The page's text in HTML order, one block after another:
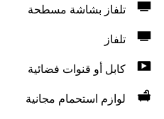
تلفاز بشاشة مسطحة
تلفاز
كابل أو قنوات فضائية
لوازم استحمام مجانية